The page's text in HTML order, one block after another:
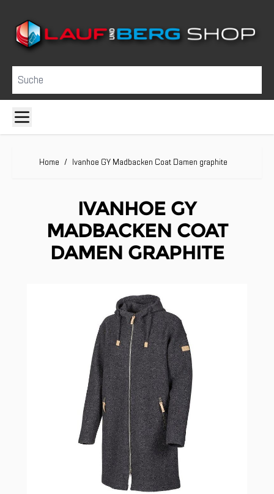
Suche
Home / Ivanhoe GY Madbacken Coat Damen graphite
IVANHOE GY
MADBACKEN COAT
DAMEN GRAPHITE